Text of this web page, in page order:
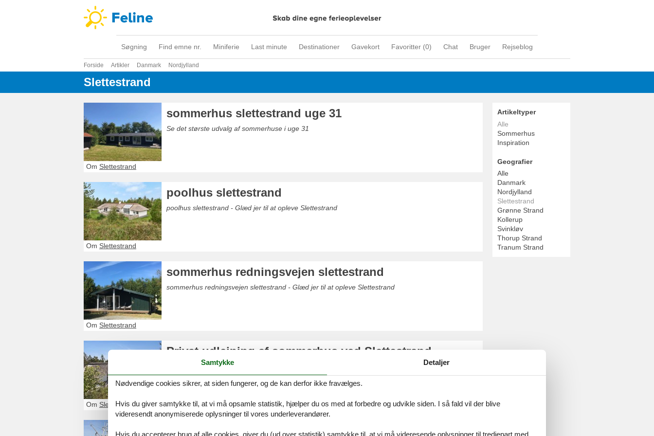
Søgning Find emne nr. Miniferie Last minute Destinationer Gavekort Favoritter (0) Chat Bruger Rejseblog
Forside Artikler Danmark Nordjylland
Slettestrand
sommerhus slettestrand uge 31
Se det største udvalg af sommerhuse i uge 31
Om Slettestrand
poolhus slettestrand
poolhus slettestrand - Glæd jer til at opleve Slettestrand
Om Slettestrand
sommerhus redningsvejen slettestrand
sommerhus redningsvejen slettestrand - Glæd jer til at opleve Slettestrand
Om Slettestrand
Privat udlejning af sommerhus ved Slettestrand
Glæd dig til et uforglemmeligt ophold sammen med familie eller venner i et privat sommerhus ved
Slettestrand. Du kan så let som ingenting finde det helt rigtige sommerhus hos Feline Holidays.
Om Slettestrand
Sommerhus ved Thorup Strand
Artikeltyper
Alle
Sommerhus
Inspiration
Geografier
Alle
Danmark
Nordjylland
Slettestrand
Grønne Strand
Kollerup
Svinkløv
Thorup Strand
Tranum Strand
Samtykke Detaljer
Nødvendige cookies sikrer, at siden fungerer, og de kan derfor ikke fravælges.
Hvis du giver samtykke til, at vi må opsamle statistik, hjælper du os med at forbedre og udvikle siden. I så fald vil der blive
videresendt anonymiserede oplysninger til vores underleverandører.
Hvis du accepterer brug af alle cookies, giver du (ud over statistik) samtykke til, at vi må videresende oplysninger til tredjepart med